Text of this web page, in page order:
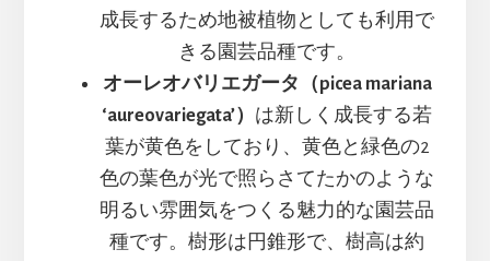
成長するため地被植物としても利用で
きる園芸品種です。
オーレオバリエガータ（picea mariana
‘aureovariegata’） は新しく成長する若
葉が黄色をしており、黄色と緑色の2
色の葉色が光で照らさてたかのような
明るい雰囲気をつくる魅力的な園芸品
種です。樹形は円錐形で、樹高は約